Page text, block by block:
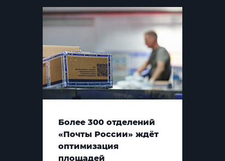
Более 300 отделений
«Почты России» ждёт
оптимизация
площадей